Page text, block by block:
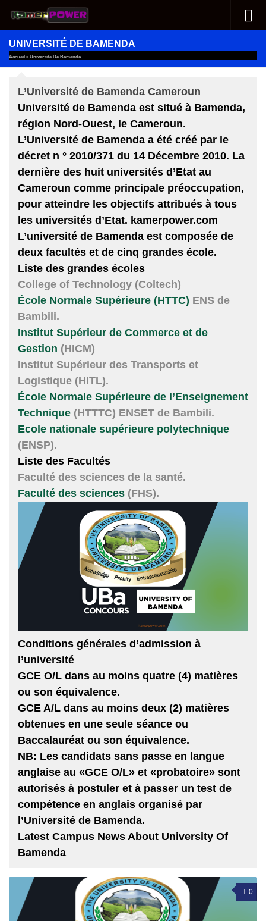
Au dessous du contenu
UNIVERSITÉ DE BAMENDA
Accueil » Université De Bamenda
L’Université de Bamenda Cameroun
Université de Bamenda est situé à Bamenda,
région Nord-Ouest, le Cameroun.
L’Université de Bamenda a été créé par le
décret n ° 2010/371 du 14 Décembre 2010. La
dernière des huit universités d’Etat au
Cameroun comme principale préoccupation,
pour atteindre les objectifs attribués à tous
les universités d’Etat. kamerpower.com
L’université de Bamenda est composée de
deux facultés et de cinq grandes école.
Liste des grandes écoles
College of Technology (Coltech)
École Normale Supérieure (HTTC) ENS de
Bambili.
Institut Supérieur de Commerce et de
Gestion (HICM)
Institut Supérieur des Transports et
Logistique (HITL).
École Normale Supérieure de l’Enseignement
Technique (HTTTC) ENSET de Bambili.
Ecole nationale supérieure polytechnique
(ENSP).
Liste des Facultés
Faculté des sciences de la santé.
Faculté des sciences (FHS).
Conditions générales d’admission à
l’université
GCE O/L dans au moins quatre (4) matières
ou son équivalence.
GCE A/L dans au moins deux (2) matières
obtenues en une seule séance ou
Baccalauréat ou son équivalence.
NB: Les candidats sans passe en langue
anglaise au «GCE O/L» et «probatoire» sont
autorisés à postuler et à passer un test de
compétence en anglais organisé par
l’Université de Bamenda.
Latest Campus News About University Of
Bamenda
0